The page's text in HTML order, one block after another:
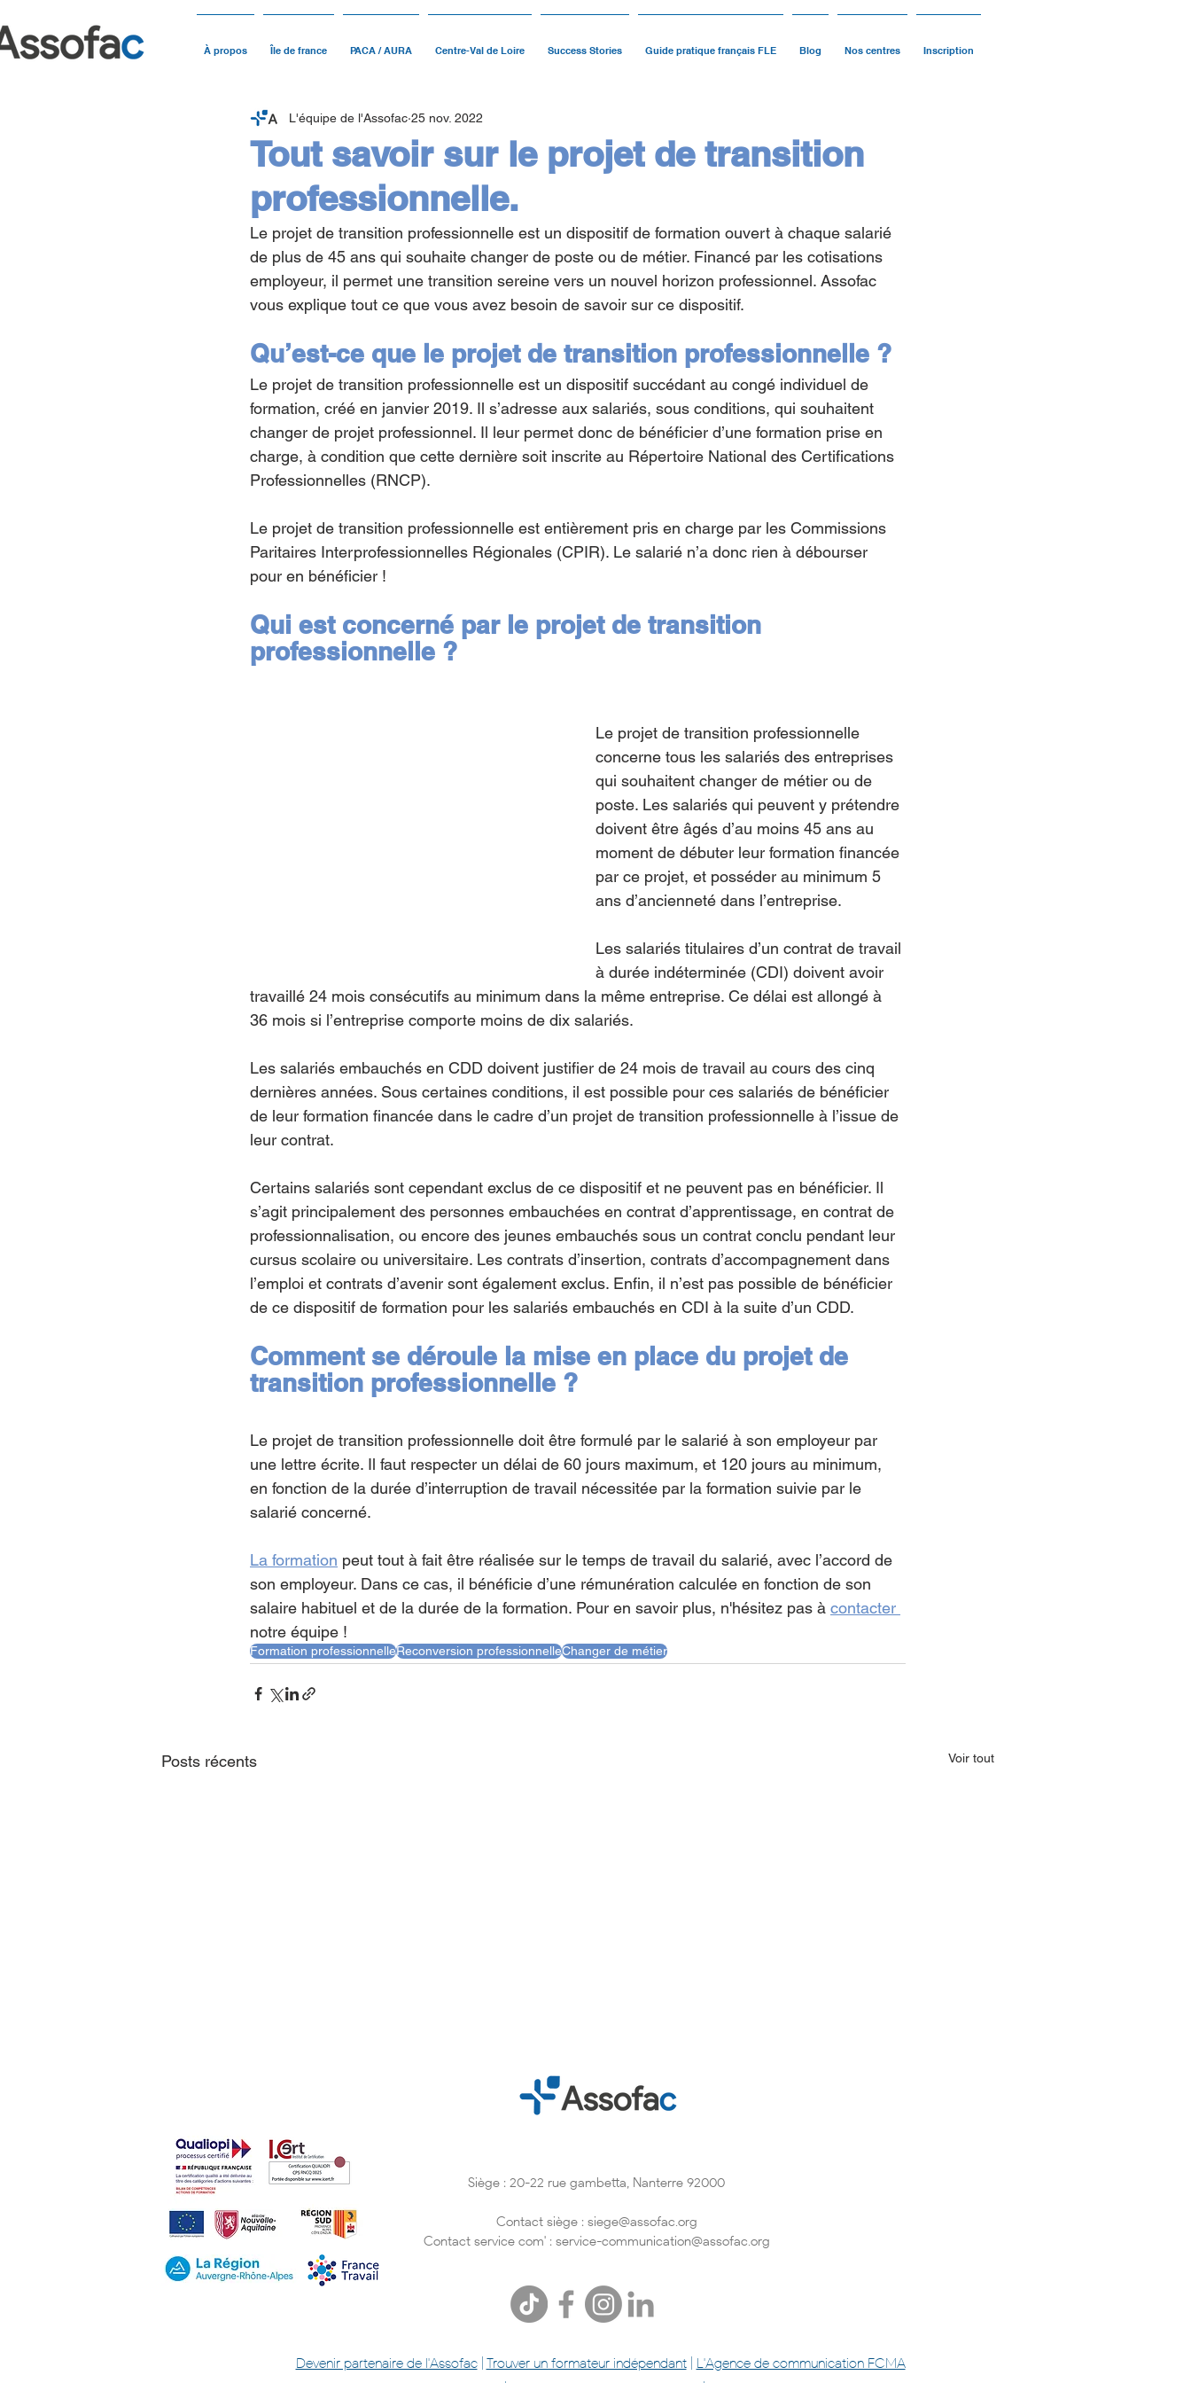
À propos Île de france PACA / AURA Centre-Val de Loire Success Stories Guide pratique français FLE Blog Nos centres Inscription
Tout savoir sur le projet de transition
professionnelle.
L'équipe de l'Assofac 25 nov. 2022
Le projet de transition professionnelle est un dispositif de formation ouvert à chaque salarié
de plus de 45 ans qui souhaite changer de poste ou de métier. Financé par les cotisations
employeur, il permet une transition sereine vers un nouvel horizon professionnel. Assofac
vous explique tout ce que vous avez besoin de savoir sur ce dispositif.
Qu’est-ce que le projet de transition professionnelle ?
Le projet de transition professionnelle est un dispositif succédant au congé individuel de
formation, créé en janvier 2019. Il s’adresse aux salariés, sous conditions, qui souhaitent
changer de projet professionnel. Il leur permet donc de bénéficier d’une formation prise en
charge, à condition que cette dernière soit inscrite au Répertoire National des Certifications
Professionnelles (RNCP).
Le projet de transition professionnelle est entièrement pris en charge par les Commissions
Paritaires Interprofessionnelles Régionales (CPIR). Le salarié n’a donc rien à débourser
pour en bénéficier !
Qui est concerné par le projet de transition
professionnelle ?
Le projet de transition professionnelle
concerne tous les salariés des entreprises
qui souhaitent changer de métier ou de
poste. Les salariés qui peuvent y prétendre
doivent être âgés d’au moins 45 ans au
moment de débuter leur formation financée
par ce projet, et posséder au minimum 5
ans d’ancienneté dans l’entreprise.
Les salariés titulaires d’un contrat de travail
à durée indéterminée (CDI) doivent avoir
travaillé 24 mois consécutifs au minimum dans la même entreprise. Ce délai est allongé à
36 mois si l’entreprise comporte moins de dix salariés.
Les salariés embauchés en CDD doivent justifier de 24 mois de travail au cours des cinq
dernières années. Sous certaines conditions, il est possible pour ces salariés de bénéficier
de leur formation financée dans le cadre d’un projet de transition professionnelle à l’issue de
leur contrat.
Certains salariés sont cependant exclus de ce dispositif et ne peuvent pas en bénéficier. Il
s’agit principalement des personnes embauchées en contrat d’apprentissage, en contrat de
professionnalisation, ou encore des jeunes embauchés sous un contrat conclu pendant leur
cursus scolaire ou universitaire. Les contrats d’insertion, contrats d’accompagnement dans
l’emploi et contrats d’avenir sont également exclus. Enfin, il n’est pas possible de bénéficier
de ce dispositif de formation pour les salariés embauchés en CDI à la suite d’un CDD.
Comment se déroule la mise en place du projet de
transition professionnelle ?
Le projet de transition professionnelle doit être formulé par le salarié à son employeur par
une lettre écrite. Il faut respecter un délai de 60 jours maximum, et 120 jours au minimum,
en fonction de la durée d’interruption de travail nécessitée par la formation suivie par le
salarié concerné.
La formation peut tout à fait être réalisée sur le temps de travail du salarié, avec l’accord de
son employeur. Dans ce cas, il bénéficie d’une rémunération calculée en fonction de son
salaire habituel et de la durée de la formation. Pour en savoir plus, n'hésitez pas à contacter
notre équipe !
Formation professionnelleReconversion professionnelleChanger de métier
Posts récents Voir tout
À la découverte des médias
Tours !
Success Story "Avec
entrée dans l’emploi), j'ai
réussi à avoir plus
Siège : 20-22 rue gambetta, Nanterre 92000
Contact siège : siege@assofac.org
Contact service com' : service-communication@assofac.org
Devenir partenaire de l'Assofac Trouver un formateur indépendant
L'Agence de communication FCMA